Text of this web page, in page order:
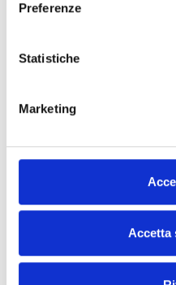
Preferenze
Statistiche
Marketing
Accetta
Colori pop e moderni